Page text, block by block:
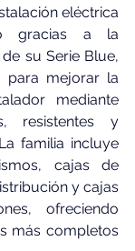
eléctrica
gracias a la
su Serie Blue,
para mejorar la
mediante
resistentes y
familia incluye
cajas de
y cajas
ofreciendo
más completos